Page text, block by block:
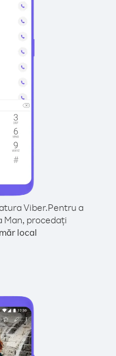
Viber.Pentru a
Man, procedați
local